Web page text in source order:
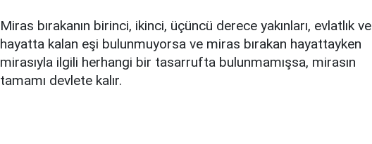
Miras bırakanın birinci, ikinci, üçüncü derece yakınları, evlatlık ve
hayatta kalan eşi bulunmuyorsa ve miras bırakan hayattayken
mirasıyla ilgili herhangi bir tasarrufta bulunmamışsa, mirasın
tamamı devlete kalır.